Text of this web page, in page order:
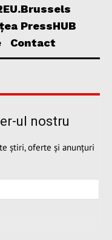
PressHUB
Contact
ul nostru
știri, oferte și anunțuri